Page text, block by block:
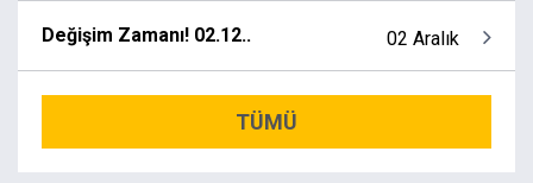
Değişim Zamanı! 02.12.. 02 Aralık
TÜMÜ